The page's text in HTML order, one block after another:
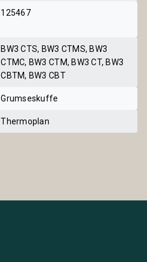
125467
BW3 CTS, BW3 CTMS, BW3
CTMC, BW3 CTM, BW3 CT, BW3
CBTM, BW3 CBT
Grumseskuffe
Thermoplan